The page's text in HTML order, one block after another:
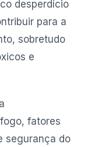
desperdício
para a
sobretudo
e
fatores
segurança do